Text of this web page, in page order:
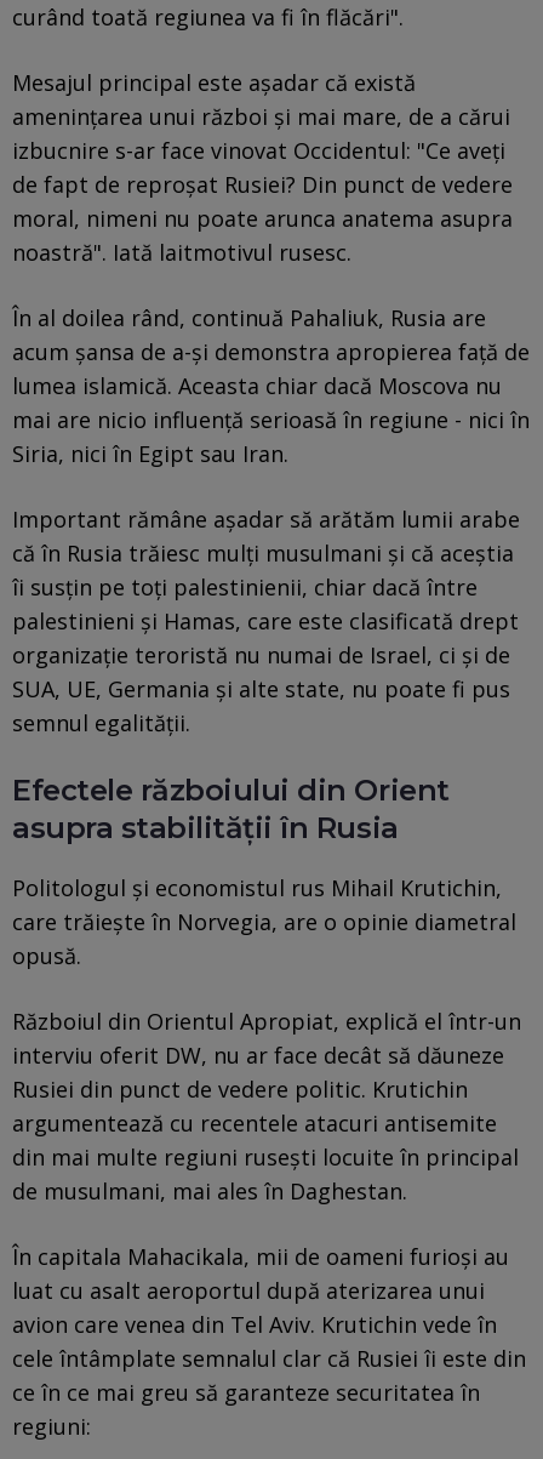
curând toată regiunea va fi în flăcări".
Mesajul principal este așadar că există
amenințarea unui război și mai mare, de a cărui
izbucnire s-ar face vinovat Occidentul: "Ce aveți
de fapt de reproșat Rusiei? Din punct de vedere
moral, nimeni nu poate arunca anatema asupra
noastră". Iată laitmotivul rusesc.
În al doilea rând, continuă Pahaliuk, Rusia are
acum șansa de a-și demonstra apropierea față de
lumea islamică. Aceasta chiar dacă Moscova nu
mai are nicio influență serioasă în regiune - nici în
Siria, nici în Egipt sau Iran.
Important rămâne așadar să arătăm lumii arabe
că în Rusia trăiesc mulți musulmani și că aceștia
îi susțin pe toți palestinienii, chiar dacă între
palestinieni și Hamas, care este clasificată drept
organizație teroristă nu numai de Israel, ci și de
SUA, UE, Germania și alte state, nu poate fi pus
semnul egalității.
Efectele războiului din Orient
asupra stabilității în Rusia
Politologul și economistul rus Mihail Krutichin,
care trăiește în Norvegia, are o opinie diametral
opusă.
Războiul din Orientul Apropiat, explică el într-un
interviu oferit DW, nu ar face decât să dăuneze
Rusiei din punct de vedere politic. Krutichin
argumentează cu recentele atacuri antisemite
din mai multe regiuni rusești locuite în principal
de musulmani, mai ales în Daghestan.
În capitala Mahacikala, mii de oameni furioși au
luat cu asalt aeroportul după aterizarea unui
avion care venea din Tel Aviv. Krutichin vede în
cele întâmplate semnalul clar că Rusiei îi este din
ce în ce mai greu să garanteze securitatea în
regiuni: